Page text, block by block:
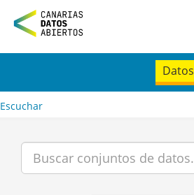
n
t
Datos
Escuchar